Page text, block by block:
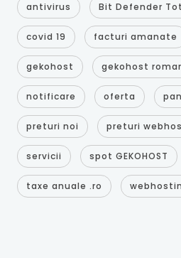
antivirus Bit Defender
covid 19 facturi amanate
gekohost gekohost
notificare oferta
preturi noi preturi
servicii spot GEKOHOST
taxe anuale .ro